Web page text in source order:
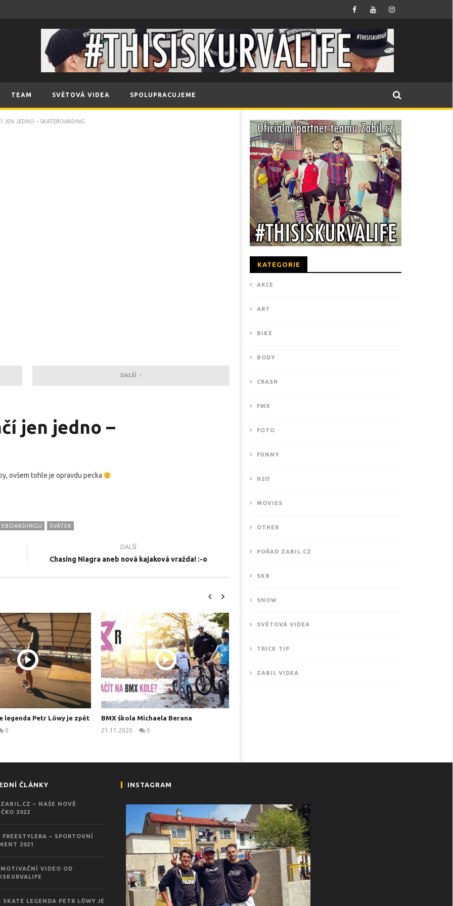
TEAM SVĚTOVÁ VIDEA SPOLUPRACUJEME
JEDNO – SKATEBOARDING
DALŠÍ
jen jedno –
2022
dokument 2021
#THISISKURVALIFE
22.6.2016
ovšem tohle je opravdu pecka
SVÁTEK
DALŠÍ
Chasing Niagra aneb nová kajaková vražda! :-o
legenda Petr Löwy je zpět
0
BMX škola Michaela Berana
21.11.2020
0
KATEGORIE
AKCE
ART
BIKE
BODY
CRASH
FMX
FOTO
FUNNY
H2O
MOVIES
OTHER
POŘAD ZABIL.CZ
SK8
SNOW
SVĚTOVÁ VIDEA
TRICK TIP
ZABIL VIDEA
ČLÁNKY
– NAŠE NOVÉ
2022
– SPORTOVNÍ
2021
MOTIVAČNÍ VIDEO OD
SKATE LEGENDA PETR LÖWY JE
INSTAGRAM